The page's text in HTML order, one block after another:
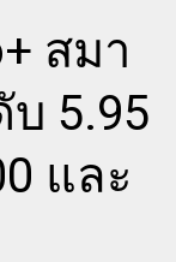
สมา
5.95
และ